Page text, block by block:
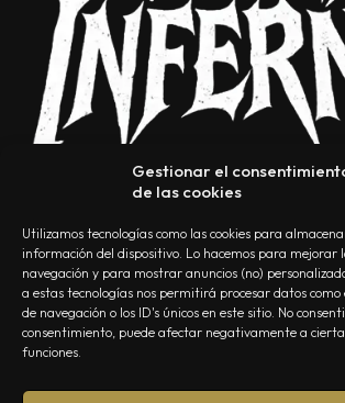
Gestionar el
de las cookies
Utilizamos tecnologías como las cookies para
información del dispositivo. Lo hacemos para mejorar
navegación y para mostrar anuncios (no)
a estas tecnologías nos permitirá procesar datos
de navegación o los ID's únicos en este sitio. No
consentimiento, puede afectar negativamente a
funciones.
NOSOTROS CONTACTO EDITORIAL